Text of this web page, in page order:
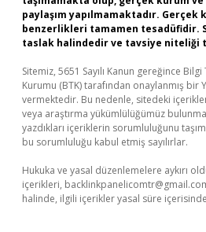
paylaşım yapılmamaktadır.
benzerlikleri tamamen tesadüfidir.
taslak halindedir ve tavsiye niteliği
Sitemiz, 5651 Sayılı Kanun gereğince
Kurumu (BTK) tarafından onaylanmış bir
vermektedir. Bu nedenle, sitedeki
veya araştırma yükümlülüğümüz
yazdıkları içeriklerin sorumluluğunu
bu sorumluluğu kabul etmiş sayılırlar.
Hukuka ve yasal düzenlemelere aykırı
içerikleri,
halinde, ilgili içerikler yasal süre